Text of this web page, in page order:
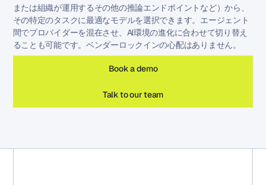
または組織が運用するその他の推論エンドポイントなど）から、
その特定のタスクに最適なモデルを選択できます。エージェント
間でプロバイダーを混在させ、AI環境の進化に合わせて切り替え
ることも可能です。ベンダーロックインの心配はありません。
Book a demo
Talk to our team